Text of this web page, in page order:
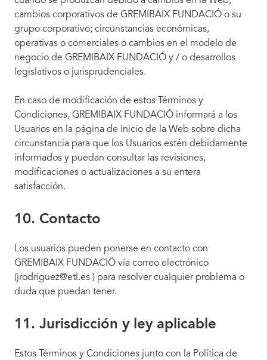
cambios corporativos de GREMIBAIX FUNDACIÓ o su
grupo corporativo; circunstancias económicas,
operativas o comerciales o cambios en el modelo de
negocio de GREMIBAIX FUNDACIÓ y / o desarrollos
legislativos o jurisprudenciales.
En caso de modificación de estos Términos y
Condiciones, GREMIBAIX FUNDACIÓ informará a los
Usuarios en la página de inicio de la Web sobre dicha
circunstancia para que los Usuarios estén debidamente
informados y puedan consultar las revisiones,
modificaciones o actualizaciones a su entera
satisfacción.
10. Contacto
Los usuarios pueden ponerse en contacto con
GREMIBAIX FUNDACIÓ vía correo electrónico
(jrodriguez@etl.es ) para resolver cualquier problema o
duda que puedan tener.
11. Jurisdicción y ley aplicable
Estos Términos y Condiciones junto con la Política de